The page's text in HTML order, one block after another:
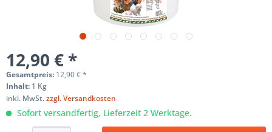
12,90 € *
Gesamtpreis: 12,90€*
Inhalt: 1 Kg
inkl. MwSt.zzgl. Versandkosten
Sofort versandfertig, Lieferzeit 2 Werktage.